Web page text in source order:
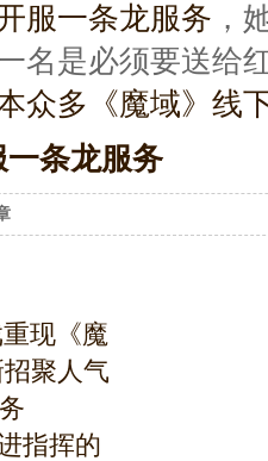
服一条龙服务 ，
名是必须要送给
众多 《魔域》线
条龙服务
现《魔
招聚人气
指挥的